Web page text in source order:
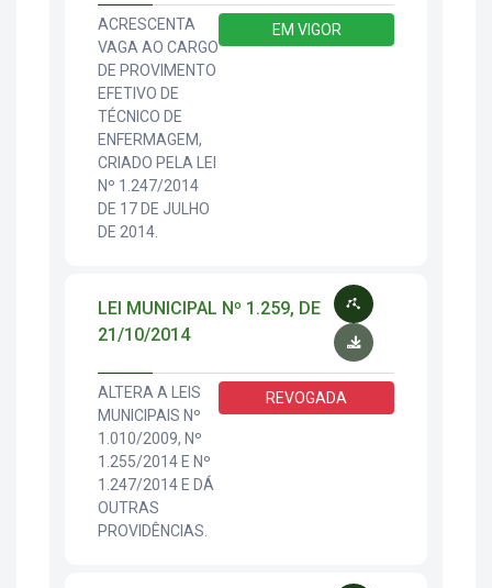
ACRESCENTA
VAGA AO CARGO
DE PROVIMENTO
EFETIVO DE
TÉCNICO DE
ENFERMAGEM,
CRIADO PELA LEI
Nº 1.247/2014
DE 17 DE JULHO
DE 2014.
EM VIGOR
LEI MUNICIPAL Nº 1.259, DE
21/10/2014
ALTERA A LEIS
MUNICIPAIS Nº
1.010/2009, Nº
1.255/2014 E Nº
1.247/2014 E DÁ
OUTRAS
PROVIDÊNCIAS.
REVOGADA